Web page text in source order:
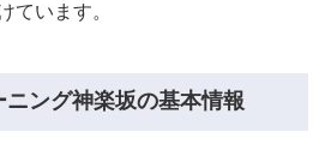
ています。
ニング神楽坂の基本情報